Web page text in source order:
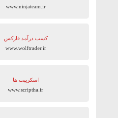
www.ninjateam.ir
کسب درآمد فارکس
www.wolftrader.ir
اسکریپت ها
www.scriptha.ir